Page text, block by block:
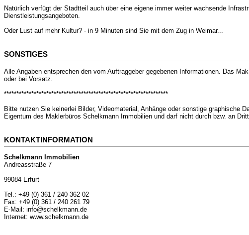
Natürlich verfügt der Stadtteil auch über eine eigene immer weiter wachsende
Dienstleistungsangeboten.
Oder Lust auf mehr Kultur? - in 9 Minuten sind Sie mit dem Zug in Weimar...
SONSTIGES
Alle Angaben entsprechen den vom Auftraggeber gegebenen Informationen. Das
oder bei Vorsatz.
******************************************************************
Bitte nutzen Sie keinerlei Bilder, Videomaterial, Anhänge oder sonstige graphische
Eigentum des Maklerbüros Schelkmann Immobilien und darf nicht durch bzw. an
KONTAKTINFORMATION
Schelkmann Immobilien
Andreasstraße 7
99084 Erfurt
Tel.: +49 (0) 361 / 240 362 02
Fax: +49 (0) 361 / 240 261 79
E-Mail: info@schelkmann.de
Internet: www.schelkmann.de